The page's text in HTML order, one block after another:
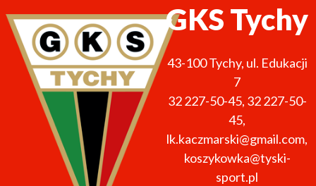
GKS Tychy
43-100 Tychy, ul. Edukacji
7
32 227-50-45, 32 227-50-
45,
lk.kaczmarski@gmail.com,
koszykowka@tyski-
sport.pl